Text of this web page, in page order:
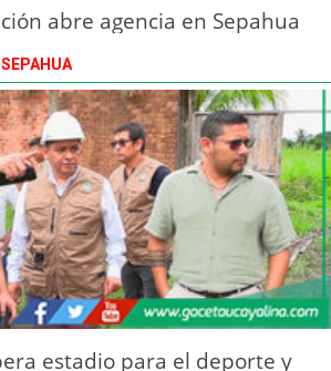
abre agencia en Sepahua
estadio para el deporte y